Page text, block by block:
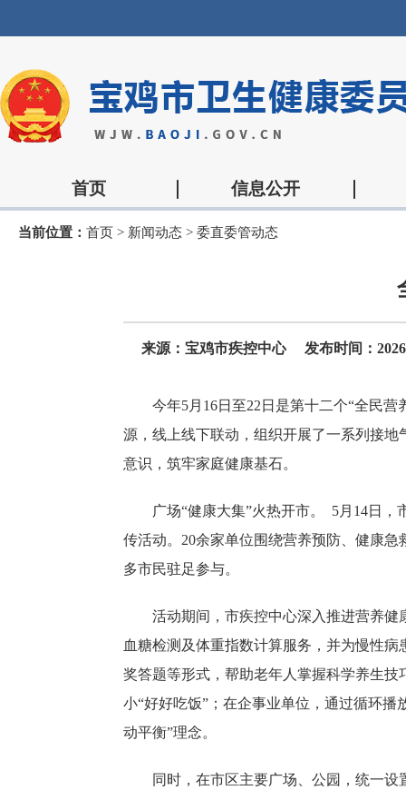
首页 信息公开
当前位置： 首页 > 新闻动态 > 委直委管动态
来源：宝鸡市疾控中心 发布时间：
今年5月16日至22日是第十二个“全民
源，线上线下联动，组织开展了一系列接
意识，筑牢家庭健康基石。
广场“健康大集”火热开市。 5月14日
传活动。20余家单位围绕营养预防、健康
多市民驻足参与。
活动期间，市疾控中心深入推进营养
血糖检测及体重指数计算服务，并为慢性
奖答题等形式，帮助老年人掌握科学养生
小“好好吃饭”；在企事业单位，通过循环
动平衡”理念。
同时，在市区主要广场、公园，统一